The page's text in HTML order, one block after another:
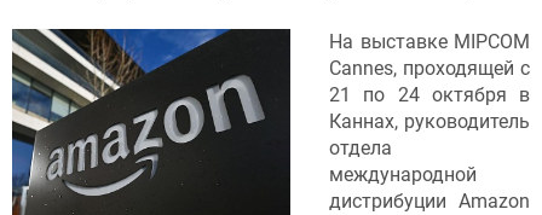
На выставке MIPCOM
Cannes, проходящей с
21 по 24 октября в
Каннах, руководитель
отдела
международной
дистрибуции Amazon